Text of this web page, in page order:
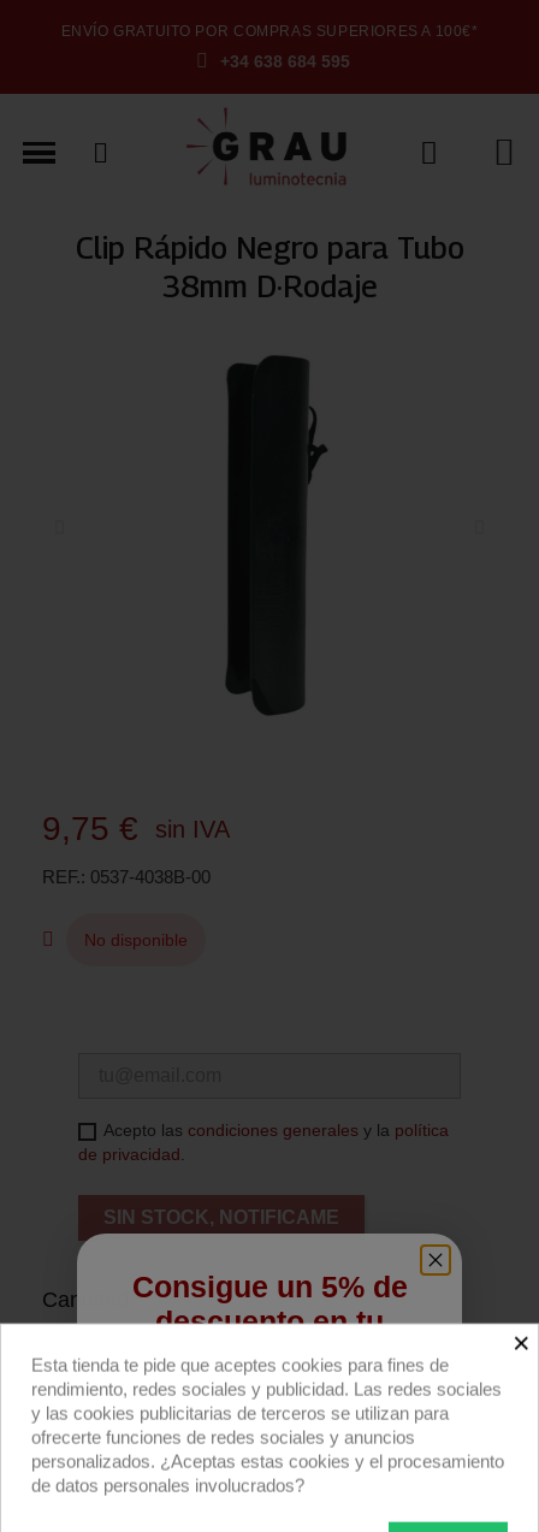
ENVÍO GRATUITO POR COMPRAS SUPERIORES A 100€*
+34 638 684 595
Clip Rápido Negro para Tubo
38mm D·Rodaje
9,75 € sin IVA
REF. 0537-4038B-00
No disponible
Acepto las condiciones generales y la política
de privacidad.
SIN STOCK, NOTIFICAME
Cantidad
Añadir al carrito
×
Esta tienda te pide que aceptes cookies para fines de
rendimiento, redes sociales y publicidad. Las redes sociales
y las cookies publicitarias de terceros se utilizan para
ofrecerte funciones de redes sociales y anuncios
personalizados. ¿Aceptas estas cookies y el procesamiento
de datos personales involucrados?
Consigue un 5% de
descuento en tu
primera compra
Regístrate para recibir el descuento.
Email